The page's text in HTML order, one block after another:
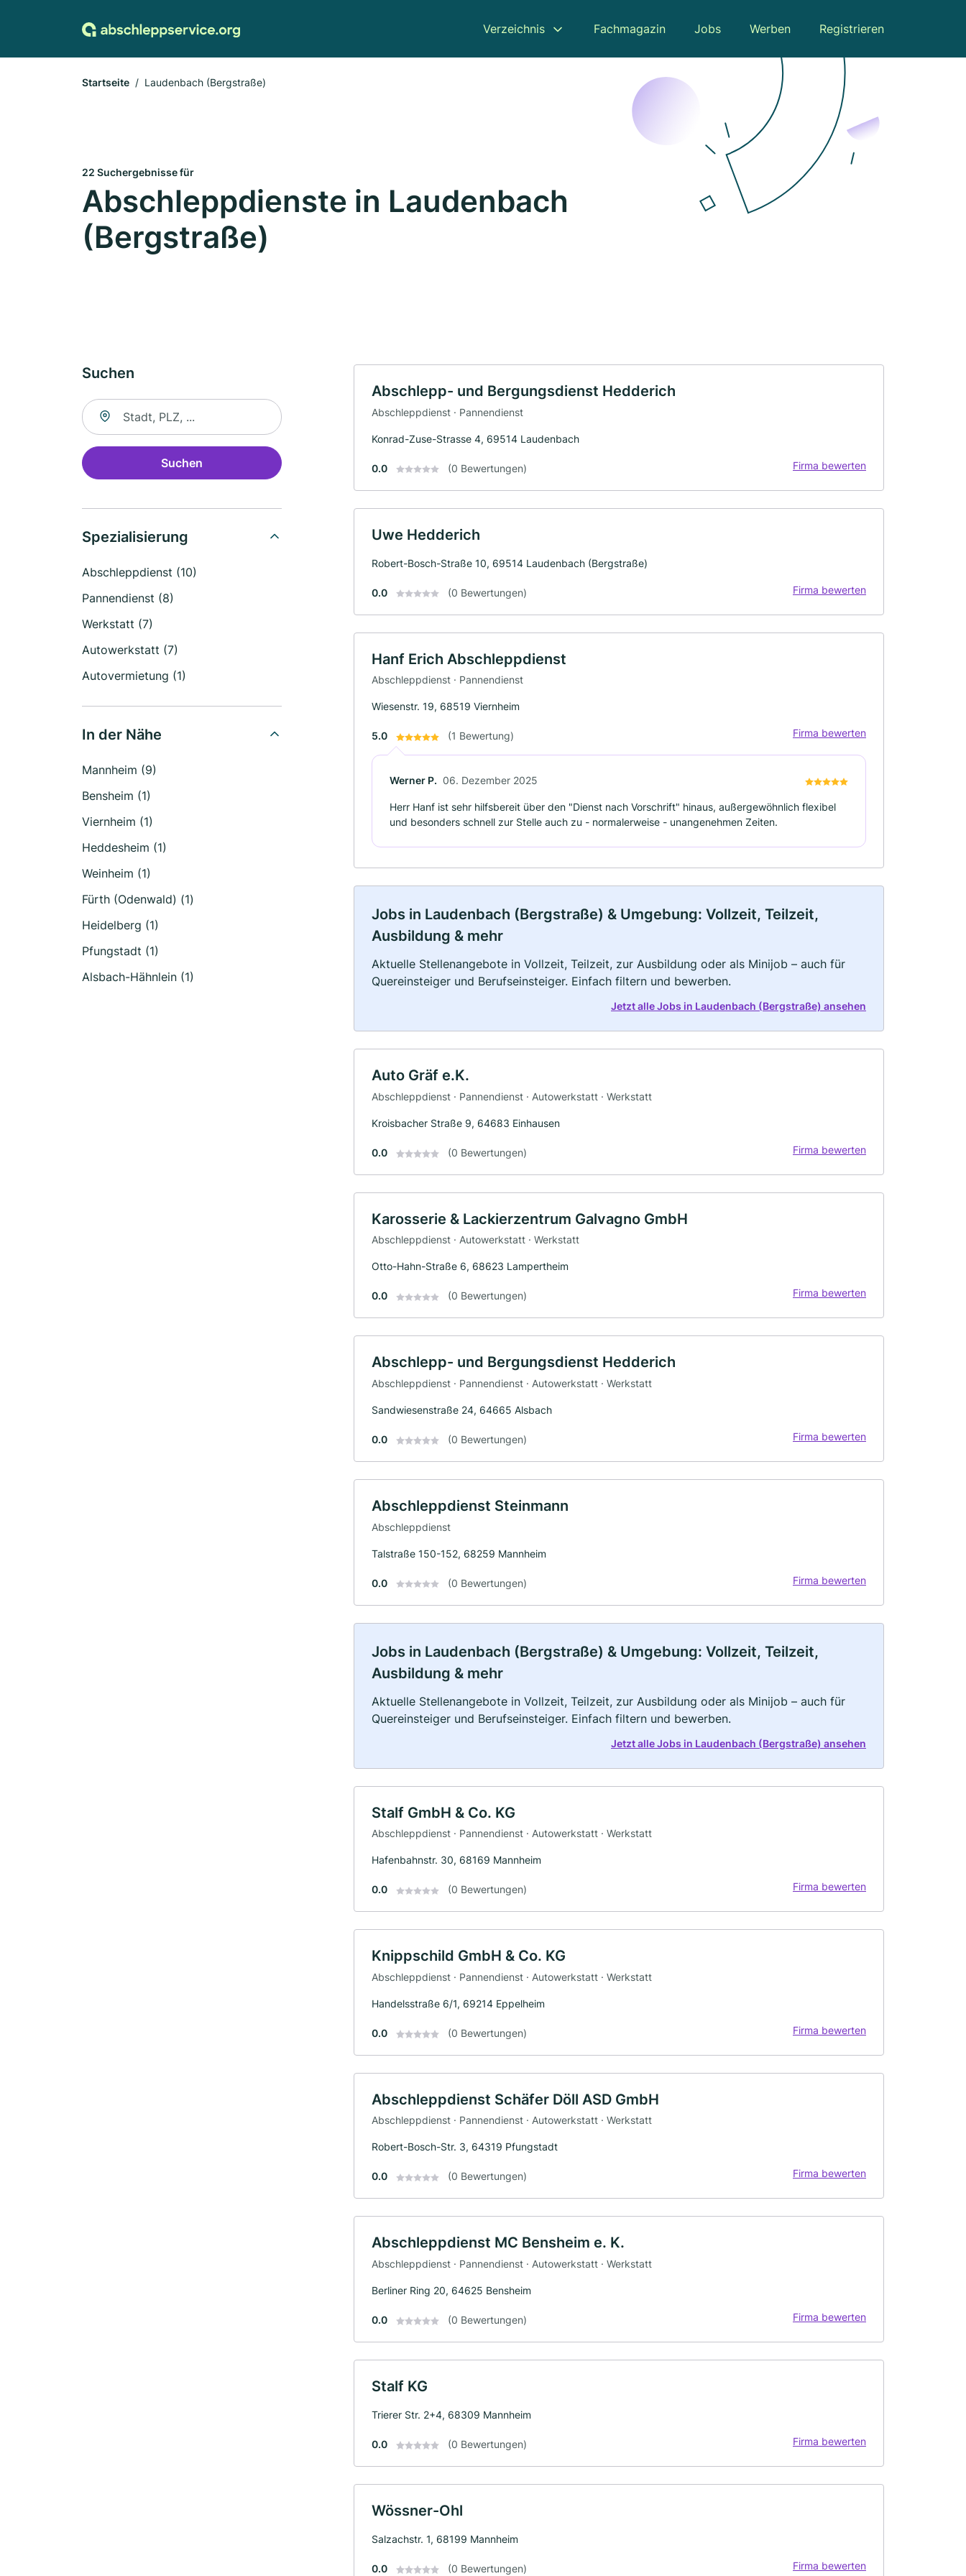
Verzeichnis Fachmagazin Jobs Werben Registrieren
Startseite Laudenbach (Bergstraße)
22 Suchergebnisse für
Abschleppdienste in Laudenbach
(Bergstraße)
Suchen
Suche nach Ort
Suchen
Spezialisierung
Abschleppdienst (10)
Pannendienst (8)
Werkstatt (7)
Autowerkstatt (7)
Autovermietung (1)
In der Nähe
Mannheim (9)
Bensheim (1)
Viernheim (1)
Heddesheim (1)
Weinheim (1)
Fürth (Odenwald) (1)
Heidelberg (1)
Pfungstadt (1)
Alsbach-Hähnlein (1)
Abschlepp- und Bergungsdienst Hedderich
Abschleppdienst · Pannendienst
Konrad-Zuse-Strasse 4, 69514 Laudenbach
0.0 (0 Bewertungen) Firma bewerten
Uwe Hedderich
Robert-Bosch-Straße 10, 69514 Laudenbach (Bergstraße)
0.0 (0 Bewertungen) Firma bewerten
Hanf Erich Abschleppdienst
Abschleppdienst · Pannendienst
Wiesenstr. 19, 68519 Viernheim
5.0 (1 Bewertung) Firma bewerten
Werner P. 06. Dezember 2025
Herr Hanf ist sehr hilfsbereit über den "Dienst nach Vorschrift" hinaus, außergewöhnlich flexibel
und besonders schnell zur Stelle auch zu - normalerweise - unangenehmen Zeiten.
Jobs in Laudenbach (Bergstraße) & Umgebung: Vollzeit, Teilzeit,
Ausbildung & mehr
Aktuelle Stellenangebote in Vollzeit, Teilzeit, zur Ausbildung oder als Minijob – auch für
Quereinsteiger und Berufseinsteiger. Einfach filtern und bewerben.
Jetzt alle Jobs in Laudenbach (Bergstraße) ansehen
Auto Gräf e.K.
Abschleppdienst · Pannendienst · Autowerkstatt · Werkstatt
Kroisbacher Straße 9, 64683 Einhausen
0.0 (0 Bewertungen) Firma bewerten
Karosserie & Lackierzentrum Galvagno GmbH
Abschleppdienst · Autowerkstatt · Werkstatt
Otto-Hahn-Straße 6, 68623 Lampertheim
0.0 (0 Bewertungen) Firma bewerten
Abschlepp- und Bergungsdienst Hedderich
Abschleppdienst · Pannendienst · Autowerkstatt · Werkstatt
Sandwiesenstraße 24, 64665 Alsbach
0.0 (0 Bewertungen) Firma bewerten
Abschleppdienst Steinmann
Abschleppdienst
Talstraße 150-152, 68259 Mannheim
0.0 (0 Bewertungen) Firma bewerten
Jobs in Laudenbach (Bergstraße) & Umgebung: Vollzeit, Teilzeit,
Ausbildung & mehr
Aktuelle Stellenangebote in Vollzeit, Teilzeit, zur Ausbildung oder als Minijob – auch für
Quereinsteiger und Berufseinsteiger. Einfach filtern und bewerben.
Jetzt alle Jobs in Laudenbach (Bergstraße) ansehen
Stalf GmbH & Co. KG
Abschleppdienst · Pannendienst · Autowerkstatt · Werkstatt
Hafenbahnstr. 30, 68169 Mannheim
0.0 (0 Bewertungen) Firma bewerten
Knippschild GmbH & Co. KG
Abschleppdienst · Pannendienst · Autowerkstatt · Werkstatt
Handelsstraße 6/1, 69214 Eppelheim
0.0 (0 Bewertungen) Firma bewerten
Abschleppdienst Schäfer Döll ASD GmbH
Abschleppdienst · Pannendienst · Autowerkstatt · Werkstatt
Robert-Bosch-Str. 3, 64319 Pfungstadt
0.0 (0 Bewertungen) Firma bewerten
Abschleppdienst MC Bensheim e. K.
Abschleppdienst · Pannendienst · Autowerkstatt · Werkstatt
Berliner Ring 20, 64625 Bensheim
0.0 (0 Bewertungen) Firma bewerten
Stalf KG
Trierer Str. 2+4, 68309 Mannheim
0.0 (0 Bewertungen) Firma bewerten
Wössner-Ohl
Salzachstr. 1, 68199 Mannheim
0.0 (0 Bewertungen) Firma bewerten